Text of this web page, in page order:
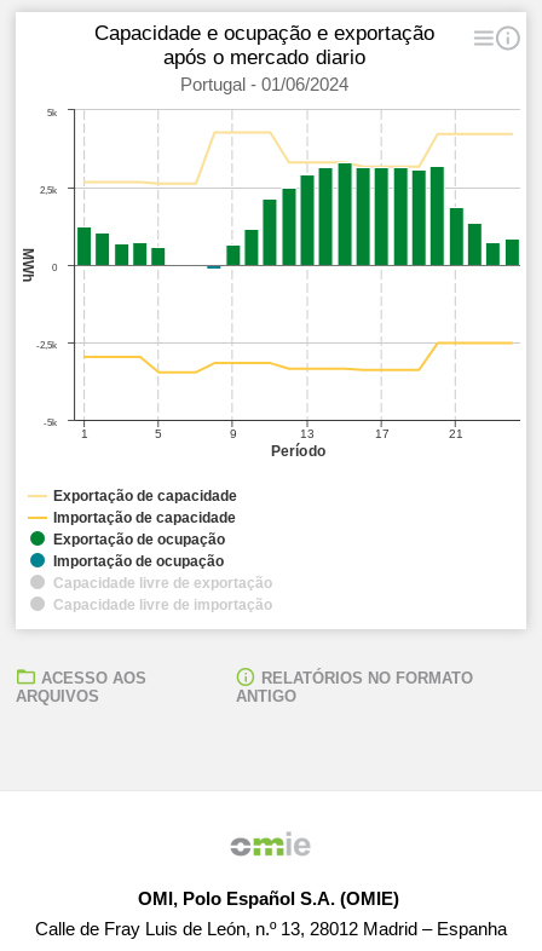
Período
MWh
Capacidade e ocupação e exportação
após o mercado diario
Portugal - 01/06/2024
1 5 9 13 17 21
0
-5k
-2,5k
2,5k
5k
Exportação de capacidade
Importação de capacidade
Exportação de ocupação
Importação de ocupação
Capacidade livre de exportação
Capacidade livre de importação
ACESSO AOS
ARQUIVOS
RELATÓRIOS NO FORMATO
ANTIGO
OMI, Polo Español S.A. (OMIE)
Calle de Fray Luis de León, n.º 13, 28012 Madrid – Espanha